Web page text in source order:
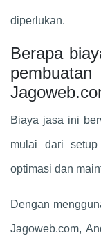
diperlukan.
Berapa
Biaya jasa ini
mulai dari
optimasi dan
Dengan
Jagoweb.com,